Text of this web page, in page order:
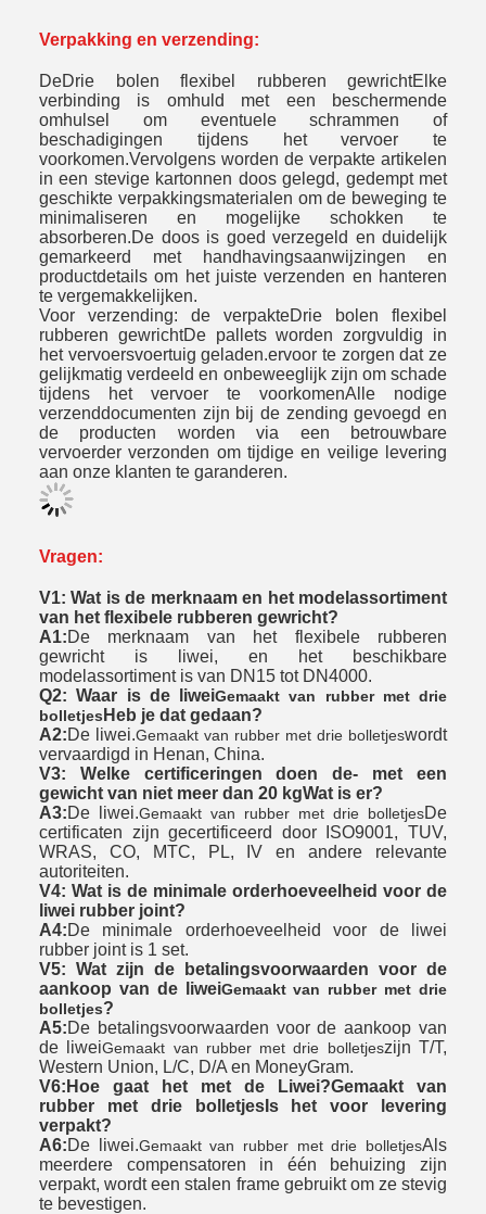
Verpakking en verzending:
DeDrie bolen flexibel rubberen gewrichtElke
verbinding is omhuld met een beschermende
omhulsel om eventuele schrammen of
beschadigingen tijdens het vervoer te
voorkomen.Vervolgens worden de verpakte artikelen
in een stevige kartonnen doos gelegd, gedempt met
geschikte verpakkingsmaterialen om de beweging te
minimaliseren en mogelijke schokken te
absorberen.De doos is goed verzegeld en duidelijk
gemarkeerd met handhavingsaanwijzingen en
productdetails om het juiste verzenden en hanteren
te vergemakkelijken.
Voor verzending: de verpakteDrie bolen flexibel
rubberen gewrichtDe pallets worden zorgvuldig in
het vervoersvoertuig geladen.ervoor te zorgen dat ze
gelijkmatig verdeeld en onbeweeglijk zijn om schade
tijdens het vervoer te voorkomenAlle nodige
verzenddocumenten zijn bij de zending gevoegd en
de producten worden via een betrouwbare
vervoerder verzonden om tijdige en veilige levering
aan onze klanten te garanderen.
Vragen:
V1: Wat is de merknaam en het modelassortiment
van het flexibele rubberen gewricht?
A1:De merknaam van het flexibele rubberen
gewricht is liwei, en het beschikbare
modelassortiment is van DN15 tot DN4000.
Q2: Waar is de liweiGemaakt van rubber met drie
bolletjes Heb je dat gedaan?
A2:De liwei.Gemaakt van rubber met drie bolletjeswordt
vervaardigd in Henan, China.
V3: Welke certificeringen doen de- met een
gewicht van niet meer dan 20 kgWat is er?
A3:De liwei.Gemaakt van rubber met drie bolletjesDe
certificaten zijn gecertificeerd door ISO9001, TUV,
WRAS, CO, MTC, PL, IV en andere relevante
autoriteiten.
V4: Wat is de minimale orderhoeveelheid voor de
liwei rubber joint?
A4:De minimale orderhoeveelheid voor de liwei
rubber joint is 1 set.
V5: Wat zijn de betalingsvoorwaarden voor de
aankoop van de liweiGemaakt van rubber met drie
bolletjes?
A5:De betalingsvoorwaarden voor de aankoop van
de liweiGemaakt van rubber met drie bolletjeszijn T/T,
Western Union, L/C, D/A en MoneyGram.
V6: Hoe gaat het met de Liwei?Gemaakt van
rubber met drie bolletjesIs het voor levering
verpakt?
A6:De liwei.Gemaakt van rubber met drie bolletjesAls
meerdere compensatoren in één behuizing zijn
verpakt, wordt een stalen frame gebruikt om ze stevig
te bevestigen.